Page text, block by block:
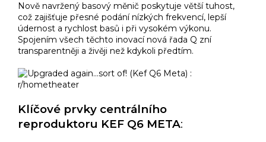
Nově navržený basový měnič poskytuje větší tuhost,
což zajišťuje přesné podání nízkých frekvencí, lepší
údernost a rychlost basů i při vysokém výkonu.
Spojením všech těchto inovací nová řada Q zní
transparentněji a živěji než kdykoli předtím.
Klíčové prvky centrálního
reproduktoru KEF Q6 META: